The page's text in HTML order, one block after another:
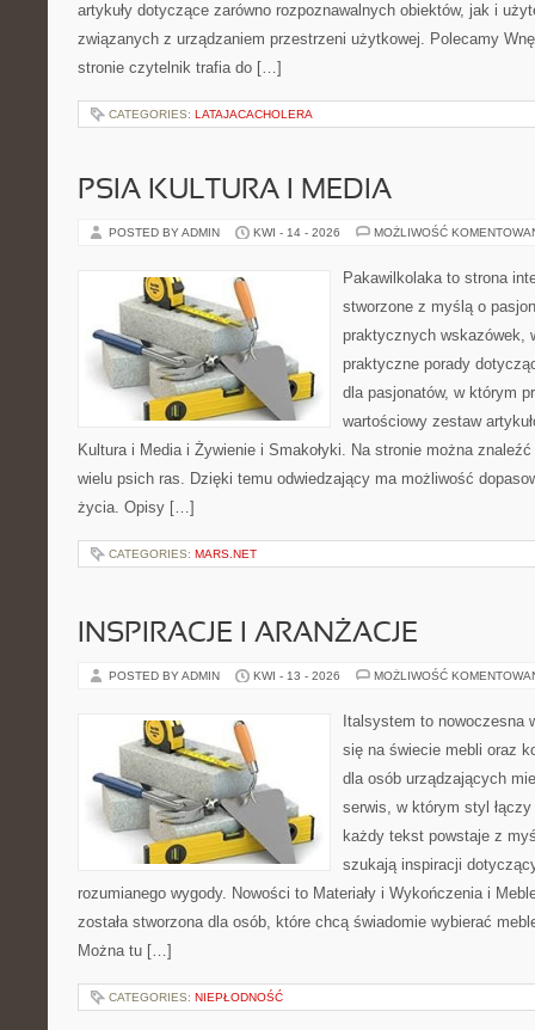
artykuły dotyczące zarówno rozpoznawalnych obiektów, jak i
związanych z urządzaniem przestrzeni użytkowej. Polecamy
stronie czytelnik trafia do […]
CATEGORIES: LATAJACACHOLERA
PSIA KULTURA I MEDIA
POSTED BY ADMIN KWI - 14 - 2026 MOŻLIWOŚĆ
Pakawilkolaka to strona
stworzone z myślą o
praktycznych wskazówek,
praktyczne porady
dla pasjonatów, w którym
wartościowy zestaw
Kultura i Media i Żywienie i Smakołyki. Na stronie można
wielu psich ras. Dzięki temu odwiedzający ma możliwość
życia. Opisy […]
CATEGORIES: MARS.NET
INSPIRACJE I ARANŻACJE
POSTED BY ADMIN KWI - 13 - 2026 MOŻLIWOŚĆ
Italsystem to nowoczesna
się na świecie mebli oraz
dla osób urządzających
serwis, w którym styl
każdy tekst powstaje z
szukają inspiracji
rozumianego wygody. Nowości to Materiały i Wykończenia i
została stworzona dla osób, które chcą świadomie wybierać
Można tu […]
CATEGORIES: NIEPŁODNOŚĆ